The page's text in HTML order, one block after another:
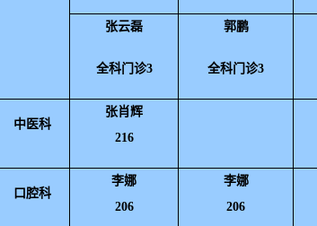
张云磊
全科门诊3
郭鹏
全科门诊3
中医科
张肖辉
216
口腔科
李娜
206
李娜
206